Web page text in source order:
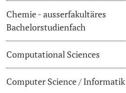
Further information
Lecturers
Course Registration
Dates
Documents & Verification
Chemie - ausserfakultäres
Bachelorstudienfach
Computational Sciences
Computer Science / Informatik